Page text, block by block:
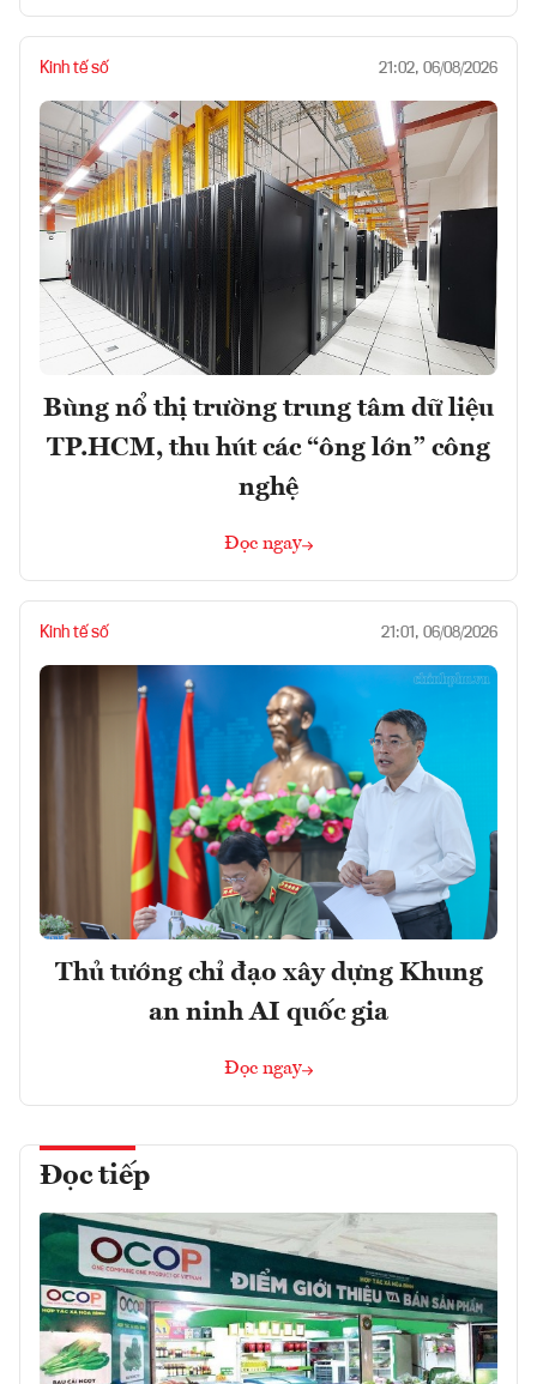
Kinh tế số 21:02, 06/08/2026
Bùng nổ thị trường trung tâm dữ liệu
TP.HCM, thu hút các “ông lớn” công
nghệ
Đọc ngay
Kinh tế số 21:01, 06/08/2026
Thủ tướng chỉ đạo xây dựng Khung
an ninh AI quốc gia
Đọc ngay
Đọc tiếp